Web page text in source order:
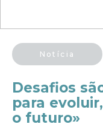
Notícia
Desafios
para
o futuro»